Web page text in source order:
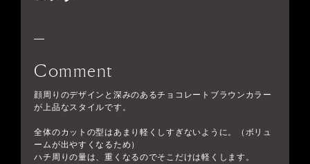
Comment
顔周りのデザインと深みのあるチョコレートブラウンカラー
が上品なスタイルです。
全体のカットの型はあまり軽くしすぎないように。（ボリュ
ームが出やすくなるため）
ハチ周りの量は、重くなるのでそこだけは軽くします。